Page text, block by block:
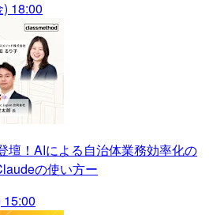
18:00
壇！AIによる自治体業務効率化の
の使い方ー